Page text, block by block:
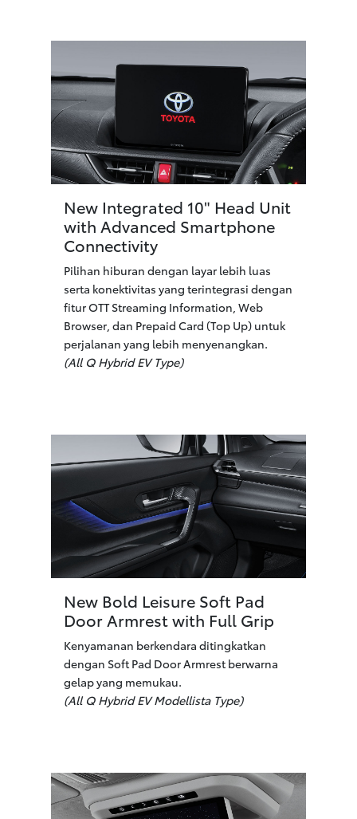
New Integrated 10" Head Unit
with Advanced Smartphone
Connectivity
Pilihan hiburan dengan layar lebih luas
serta konektivitas yang terintegrasi dengan
fitur OTT Streaming Information, Web
Browser, dan Prepaid Card (Top Up) untuk
perjalanan yang lebih menyenangkan.
(All Q Hybrid EV Type)
New Bold Leisure Soft Pad
Door Armrest with Full Grip
Kenyamanan berkendara ditingkatkan
dengan Soft Pad Door Armrest berwarna
gelap yang memukau.
(All Q Hybrid EV Modellista Type)